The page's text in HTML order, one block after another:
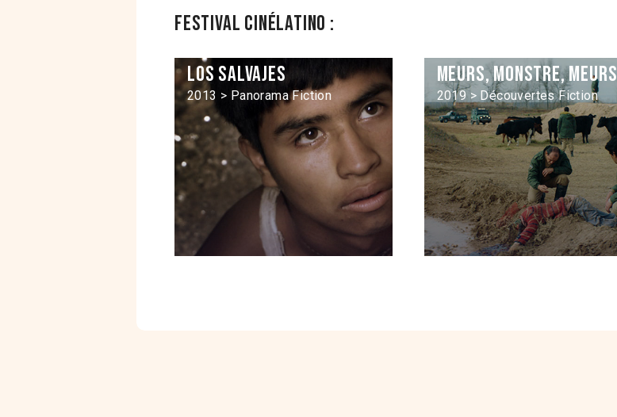
Festival Cinélatino :
Los Salvajes
2013 > Panorama Fiction
Meurs, monstre, meurs
2019 > Découvertes Fiction